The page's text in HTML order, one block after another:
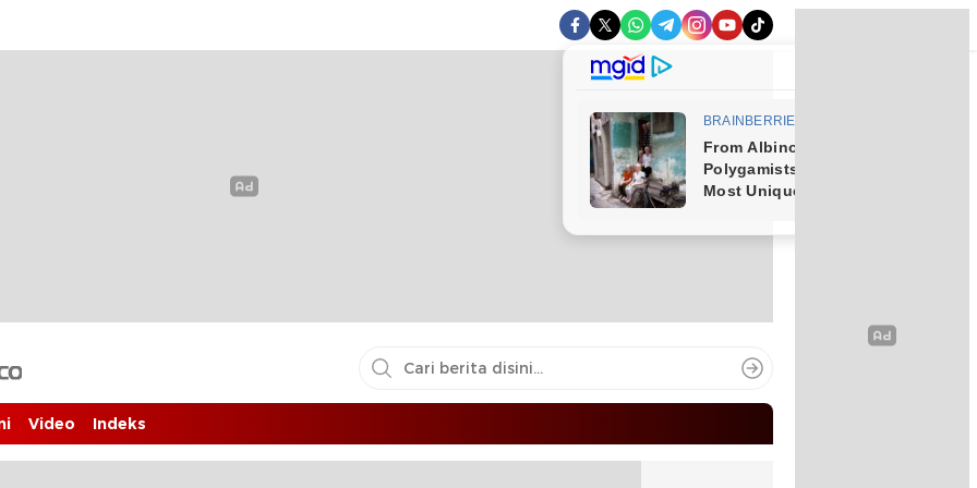
Video Indeks